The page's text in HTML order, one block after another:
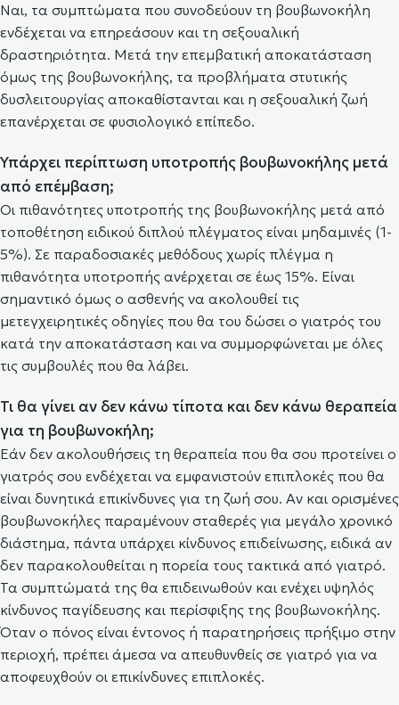
Ναι, τα συμπτώματα που συνοδεύουν τη βουβωνοκήλη
ενδέχεται να επηρεάσουν και τη σεξουαλική
δραστηριότητα. Μετά την επεμβατική αποκατάσταση
όμως της βουβωνοκήλης, τα προβλήματα στυτικής
δυσλειτουργίας αποκαθίστανται και η σεξουαλική ζωή
επανέρχεται σε φυσιολογικό επίπεδο.
Υπάρχει περίπτωση υποτροπής βουβωνοκήλης μετά
από επέμβαση;
Οι πιθανότητες υποτροπής της βουβωνοκήλης μετά από
τοποθέτηση ειδικού διπλού πλέγματος είναι μηδαμινές (1-
5%). Σε παραδοσιακές μεθόδους χωρίς πλέγμα η
πιθανότητα υποτροπής ανέρχεται σε έως 15%. Είναι
σημαντικό όμως ο ασθενής να ακολουθεί τις
μετεγχειρητικές οδηγίες που θα του δώσει ο γιατρός του
κατά την αποκατάσταση και να συμμορφώνεται με όλες
τις συμβουλές που θα λάβει.
Τι θα γίνει αν δεν κάνω τίποτα και δεν κάνω θεραπεία
για τη βουβωνοκήλη;
Εάν δεν ακολουθήσεις τη θεραπεία που θα σου προτείνει ο
γιατρός σου ενδέχεται να εμφανιστούν επιπλοκές που θα
είναι δυνητικά επικίνδυνες για τη ζωή σου. Αν και ορισμένες
βουβωνοκήλες παραμένουν σταθερές για μεγάλο χρονικό
διάστημα, πάντα υπάρχει κίνδυνος επιδείνωσης, ειδικά αν
δεν παρακολουθείται η πορεία τους τακτικά από γιατρό.
Τα συμπτώματά της θα επιδεινωθούν και ενέχει υψηλός
κίνδυνος παγίδευσης και περίσφιξης της βουβωνοκήλης.
Όταν ο πόνος είναι έντονος ή παρατηρήσεις πρήξιμο στην
περιοχή, πρέπει άμεσα να απευθυνθείς σε γιατρό για να
αποφευχθούν οι επικίνδυνες επιπλοκές.